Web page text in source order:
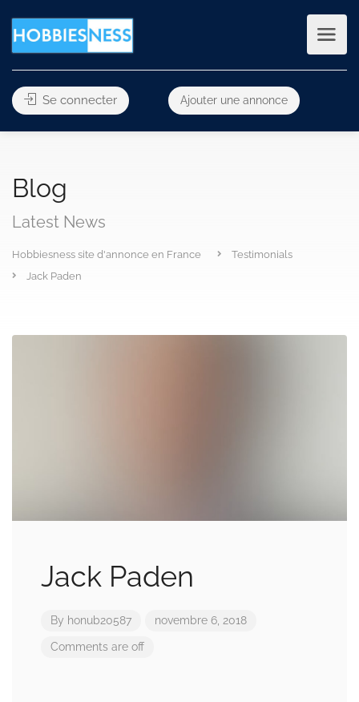
Se connecter Ajouter une annonce
Blog
Latest News
Hobbiesness site d'annonce en France
Testimonials
Jack Paden
Jack Paden
By honub20587 novembre 6, 2018
Comments are off